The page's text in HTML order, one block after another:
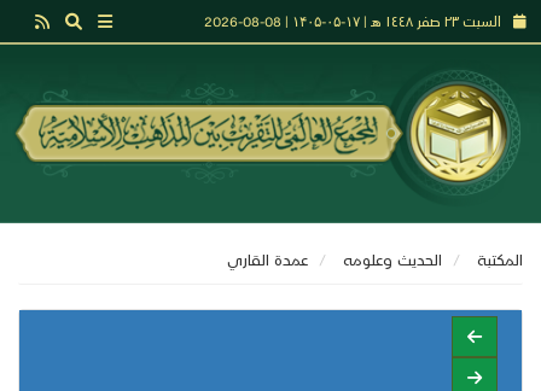
السبت ٢٣ صفر ١٤٤٨ هـ | ۱۷-۰۵-۱۴۰۵ | 08-08-2026
المكتبة الحديث وعلومه عمدة القاري